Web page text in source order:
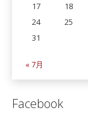
17
18
24
25
31
« 7月
Facebook